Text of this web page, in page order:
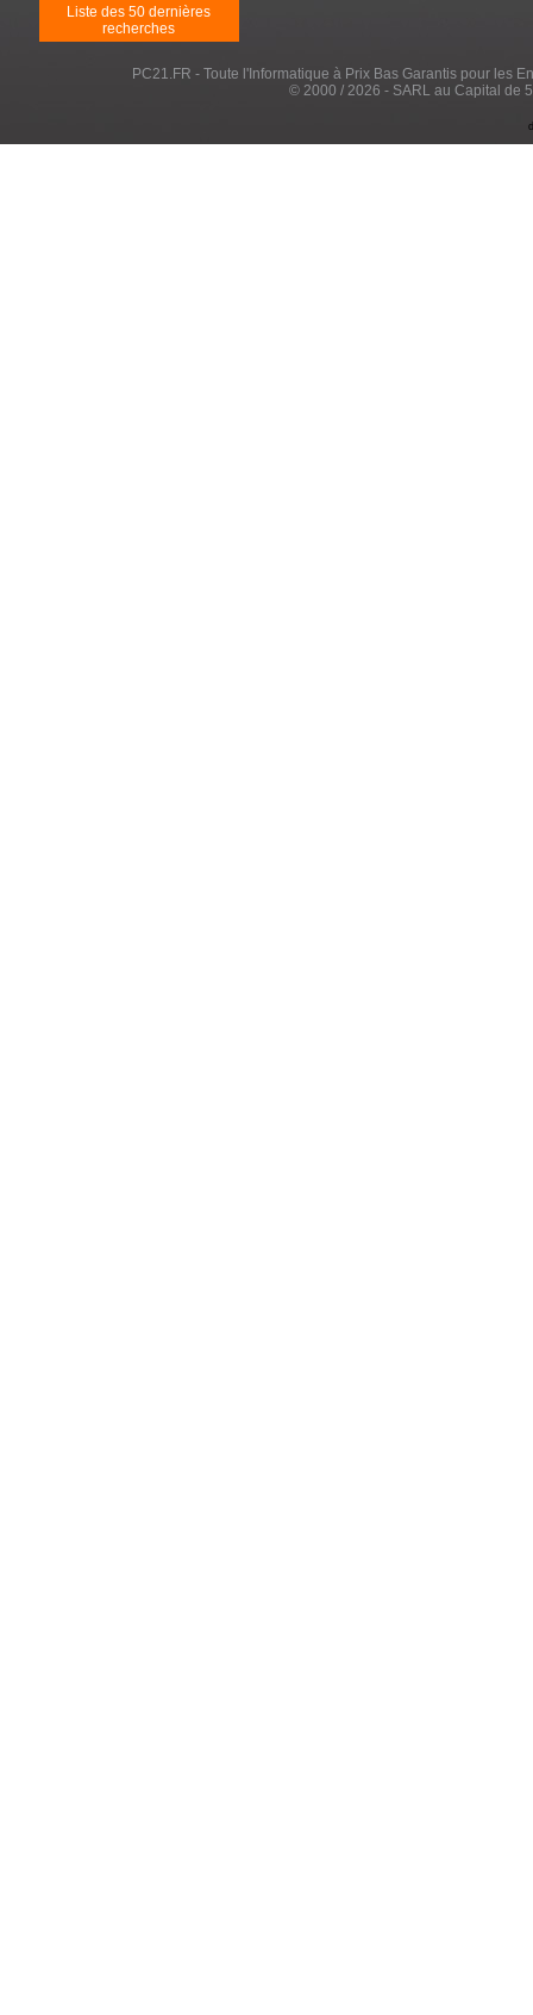
Liste des 50 dernières
recherches
PC21.FR - Toute l'Informatique à Prix Bas Garantis pour les
© 2000 / 2026 - SARL au Capital de